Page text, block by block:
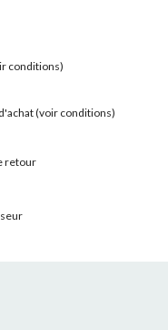
conditions)
(voir conditions)
retour